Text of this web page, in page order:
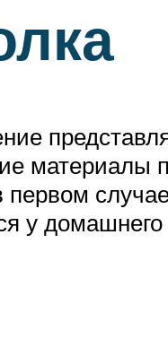
материалы
у